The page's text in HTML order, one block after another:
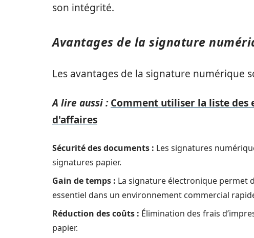
son intégrité.
Avantages de la signature
Les avantages de la signature numérique
A lire aussi : Comment utiliser la liste
d'affaires
Sécurité des documents : Les signatures
signatures papier.
Gain de temps : La signature électronique permet
essentiel dans un environnement commercial
Réduction des coûts : Élimination des frais
papier.